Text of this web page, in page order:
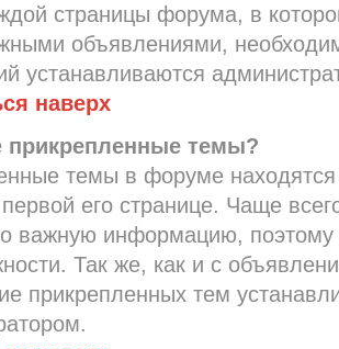
страницы форума, в
объявлениями,
устанавливаются
наверх
прикрепленные темы?
темы в форуме
его странице. Чаще
важную информацию,
Так же, как и с
прикрепленных тем